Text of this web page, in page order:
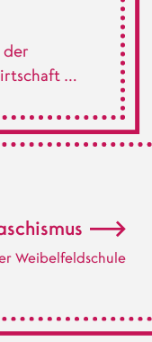
der
…
Weibelfeldschule